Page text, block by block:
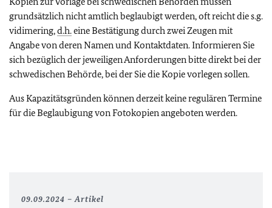
grundsätzlich nicht amtlich beglaubigt werden, oft reicht die s.g.
vidimering,d.h.eine Bestätigung durch zwei Zeugen mit
Angabe von deren Namen und Kontaktdaten. Informieren Sie
sich bezüglich der jeweiligen Anforderungen bitte direkt bei der
schwedischen Behörde, bei der Sie die Kopie vorlegen sollen.
Aus Kapazitätsgründen können derzeit keine regulären Termine
für die Beglaubigung von Fotokopien angeboten werden.
09.09.2024 Artikel